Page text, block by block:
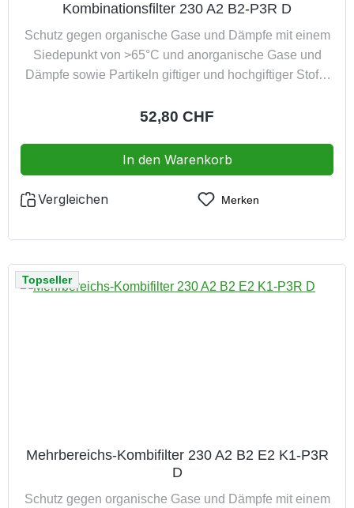
Kombinationsfilter 230 A2 B2-P3R D
Schutz gegen organische Gase und Dämpfe mit einem
Siedepunkt von >65°C und anorganische Gase und
Dämpfe sowie Partikeln giftiger und hochgiftiger Stoffe
Dolomitstaubprüfung entsorgungsfreundlich veraschbar
Regulärer Preis:
52,80 CHF
In den Warenkorb
Vergleichen Merken
Topseller
Mehrbereichs-Kombifilter 230 A2 B2 E2 K1-P3R
D
Schutz gegen organische Gase und Dämpfe mit einem